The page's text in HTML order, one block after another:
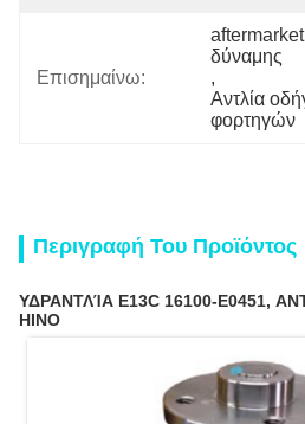
Επισημαίνω:
δύναμης
,
Αντλία
φορτηγών
Περιγραφή Του Προϊόντος
ΥΔΡΑΝΤΛΊΑ E13C 16100-E0451,
HINO